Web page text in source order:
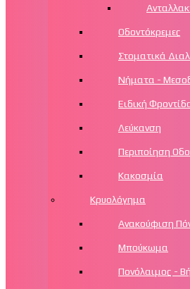
Οδοντόκρεμες
Στοματικά
Νήματα -
Ειδική
Λεύκανση
Περιποίηση
Κακοσμία
Κρυολόγημα
Ανακούφιση
Μπούκωμα
Πονόλαιμος -